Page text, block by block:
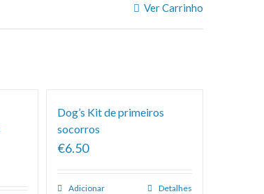
Ver Carrinho
Dog’s Kit de primeiros
socorros
€6.50
Adicionar Detalhes